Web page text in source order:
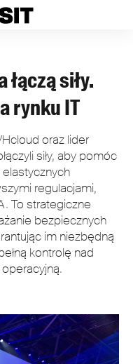
siły.
rynku IT
oraz lider
siły, aby pomóc
regulacjami,
To strategiczne
bezpiecznych
im niezbędną
kontrolę nad